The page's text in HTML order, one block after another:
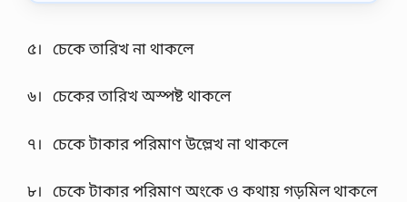
কো
ব
৫। চেকে তারিখ না থাকলে
৬। চেকের তারিখ অস্পষ্ট থাকলে
৭। চেকে টাকার পরিমাণ উল্লেখ না থাকলে
৮। চেকে টাকার পরিমাণ অংকে ও কথায় গড়মিল থাকলে